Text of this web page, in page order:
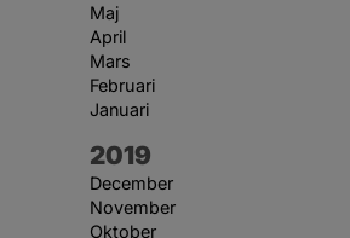
Maj
April
Mars
Februari
Januari
År:
2019
December
November
Oktober